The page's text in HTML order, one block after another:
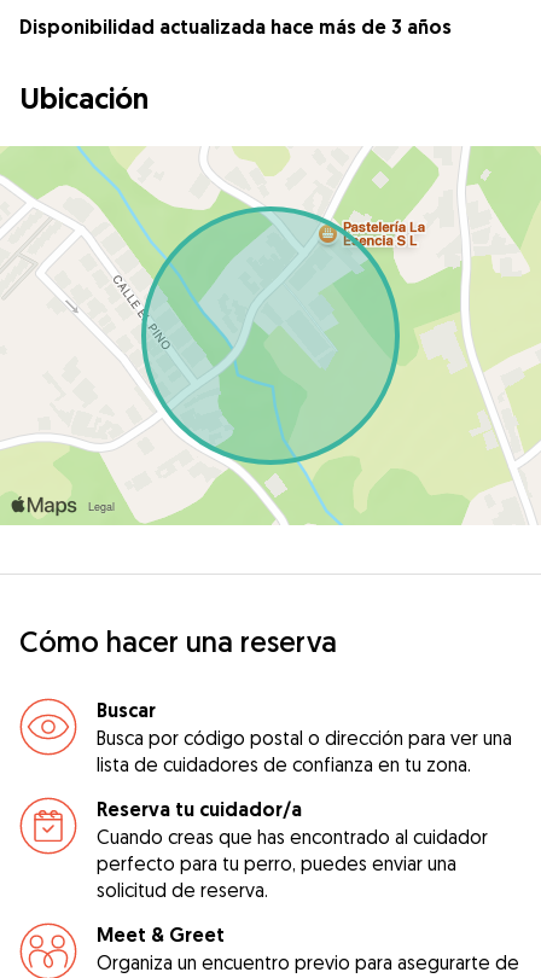
Disponibilidad actualizada hace más de 3 años
Ubicación
Cómo hacer una reserva
Buscar
Busca por código postal o dirección para ver una
lista de cuidadores de confianza en tu zona.
Reserva tu cuidador/a
Cuando creas que has encontrado al cuidador
perfecto para tu perro, puedes enviar una
solicitud de reserva.
Meet & Greet
Organiza un encuentro previo para asegurarte de